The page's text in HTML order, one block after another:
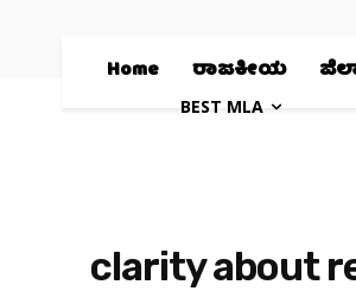
Home ರಾಜಕೀಯ
BEST MLA
clarity about